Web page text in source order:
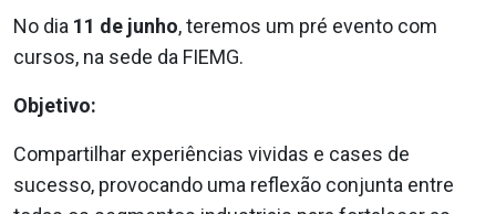
No dia 11 de junho, teremos um pré evento com
cursos, na sede da FIEMG.
Objetivo:
Compartilhar experiências vividas e cases de
sucesso, provocando uma reflexão conjunta entre